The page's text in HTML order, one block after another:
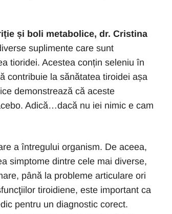
și boli metabolice, dr. Cristina
suplimente care sunt
tioridei. Acestea conțin seleniu în
contribuie la sănătatea tiroidei așa
demonstrează că aceste
Adică…dacă nu iei nimic e cam
a întregului organism. De aceea,
simptome dintre cele mai diverse,
până la probleme articulare ori
tiroidiene, este important ca
pentru un diagnostic corect.